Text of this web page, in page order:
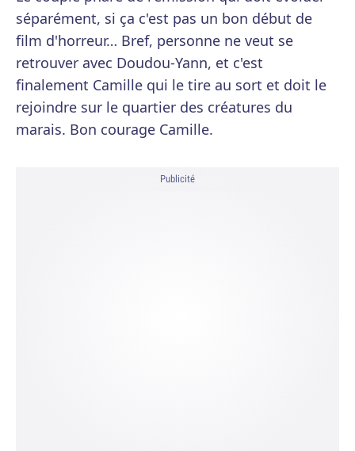
séparément, si ça c'est pas un bon début de
film d'horreur… Bref, personne ne veut se
retrouver avec Doudou-Yann, et c'est
finalement Camille qui le tire au sort et doit le
rejoindre sur le quartier des créatures du
marais. Bon courage Camille.
Publicité